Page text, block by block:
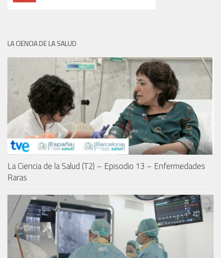
LA CIENCIA DE LA SALUD
La Ciencia de la Salud (T2) – Episodio 13 – Enfermedades
Raras